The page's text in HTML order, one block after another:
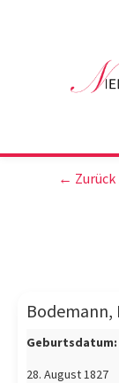
← Zurück
Bodemann,
Geburtsdatum:
28. August 1827